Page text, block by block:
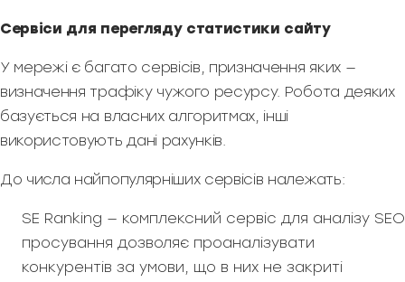
Сервіси для перегляду статистики сайту
У мережі є багато сервісів, призначення яких —
визначення трафіку чужого ресурсу. Робота деяких
базується на власних алгоритмах, інші
використовують дані рахунків.
До числа найпопулярніших сервісів належать:
SE Ranking — комплексний сервіс для аналізу SEO
просування дозволяє проаналізувати
конкурентів за умови, що в них не закриті